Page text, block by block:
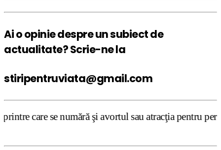
Ai o opinie despre un subiect de
actualitate? Scrie-ne la
stiripentruviata@gmail.com
şi avortul sau atracţia pentru persoane de